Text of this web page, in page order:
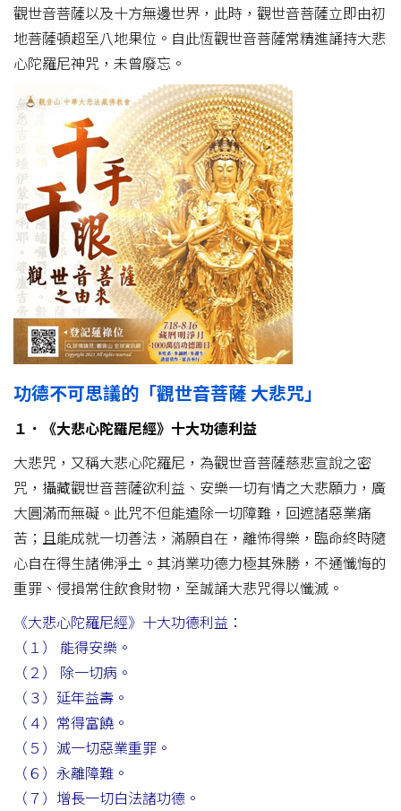
觀世音菩薩以及十方無邊世界，此時，觀世音菩薩立即由初
地菩薩頓超至八地果位。自此恆觀世音菩薩常精進誦持大悲
心陀羅尼神咒，未曾廢忘。
功德不可思議的「觀世音菩薩 大悲咒」
１．《大悲心陀羅尼經》十大功德利益
大悲咒，又稱大悲心陀羅尼，為觀世音菩薩慈悲宣說之密
咒，攝藏觀世音菩薩欲利益、安樂一切有情之大悲願力，廣
大圓滿而無礙。此咒不但能遣除一切障難，回遮諸惡業痛
苦；且能成就一切善法，滿願自在，離怖得樂，臨命終時隨
心自在得生諸佛淨土。其消業功德力極其殊勝，不通懺悔的
重罪、侵損常住飲食財物，至誠誦大悲咒得以懺滅。
《大悲心陀羅尼經》十大功德利益：
（１） 能得安樂。
（２） 除一切病。
（３）延年益壽。
（４）常得富饒。
（５）滅一切惡業重罪。
（６）永離障難。
（７）增長一切白法諸功德。